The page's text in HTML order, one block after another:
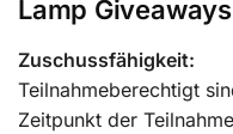
Lamp Giveaways
Zuschussfähigkeit:
Teilnahmeberechtigt
Zeitpunkt der